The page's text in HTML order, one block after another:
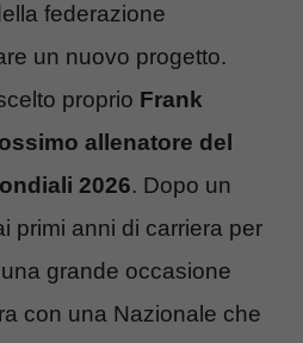
federazione
un nuovo progetto.
proprio Frank
allenatore del
2026. Dopo un
primi anni di carriera per
grande occasione
con una Nazionale che